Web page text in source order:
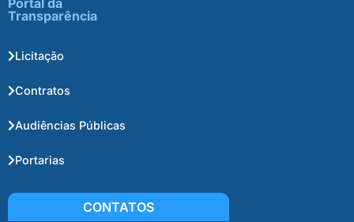
Transparência
Licitação
Contratos
Audiências Públicas
Portarias
CONTATOS